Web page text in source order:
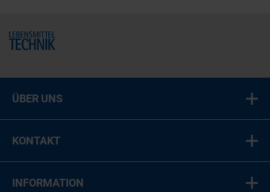
Home
ÜBER UNS
KONTAKT
INFORMATION